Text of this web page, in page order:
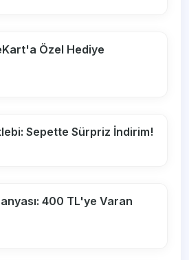
Özel Hediye
Sepette Sürpriz İndirim!
400 TL'ye Varan